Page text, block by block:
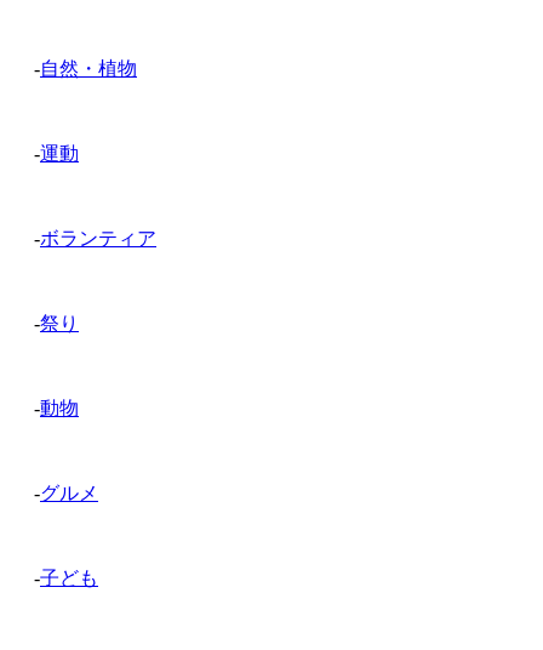
-自然・植物
-運動
-ボランティア
-祭り
-動物
-グルメ
-子ども